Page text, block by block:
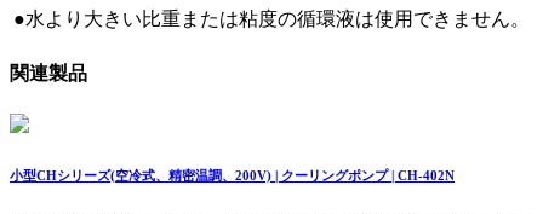
●水より大きい比重または粘度の循環液は使用できません。
関連製品
小型CHシリーズ(空冷式、精密温調、200V) | クーリングポンプ | CH-402N